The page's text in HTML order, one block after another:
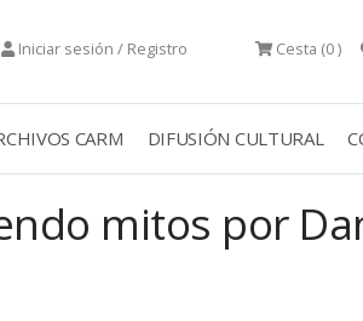
Iniciar sesión / Registro Cesta (0 )
CARM DIFUSIÓN CULTURAL
mitos por